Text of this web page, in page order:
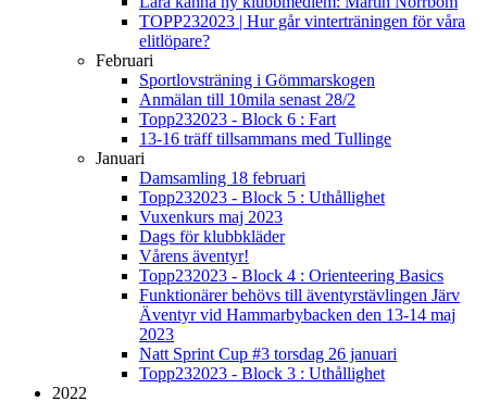
TOPP232023 | Hur går vinterträningen för våra
elitlöpare?
Februari
Sportlovsträning i Gömmarskogen
Anmälan till 10mila senast 28/2
Topp232023 - Block 6 : Fart
13-16 träff tillsammans med Tullinge
Januari
Damsamling 18 februari
Topp232023 - Block 5 : Uthållighet
Vuxenkurs maj 2023
Dags för klubbkläder
Vårens äventyr!
Topp232023 - Block 4 : Orienteering Basics
Funktionärer behövs till äventyrstävlingen Järv
Äventyr vid Hammarbybacken den 13-14 maj
2023
Natt Sprint Cup #3 torsdag 26 januari
Topp232023 - Block 3 : Uthållighet
2022